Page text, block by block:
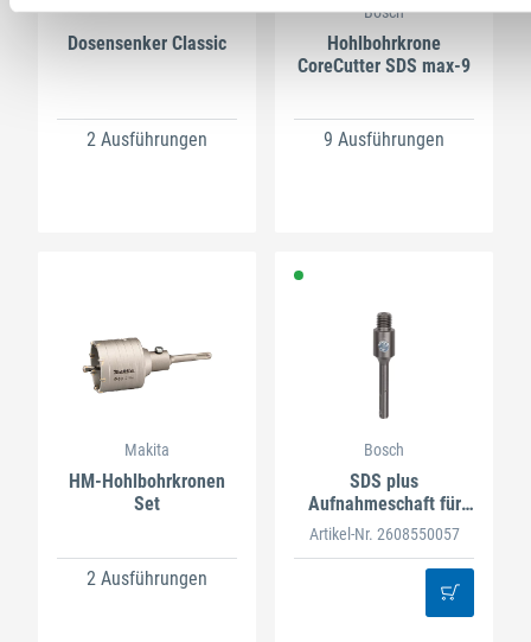
Dosensenker Classic
2 Ausführungen
Bosch
Hohlbohrkrone
CoreCutter SDS max-9
9 Ausführungen
Makita
HM-Hohlbohrkronen
Set
2 Ausführungen
Bosch
SDS plus
Aufnahmeschaft für
Bohrkronen
Artikel-Nr. 2608550057